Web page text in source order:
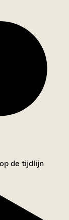
de tijdlijn